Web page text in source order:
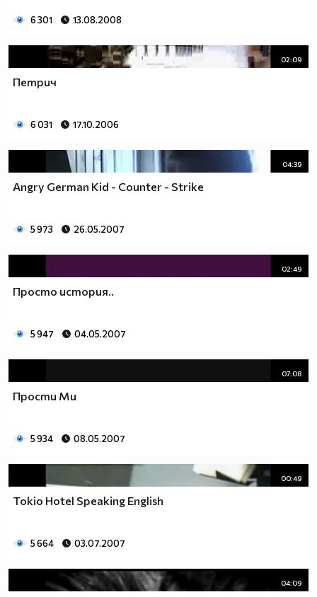
6 301 13.08.2008
02:09
Петрич
6 031 17.10.2006
04:39
Angry German Kid - Counter - Strike
5 973 26.05.2007
02:49
Просто история..
5 947 04.05.2007
07:08
Прости Ми
5 934 08.05.2007
00:49
Tokio Hotel Speaking English
5 664 03.07.2007
04:09